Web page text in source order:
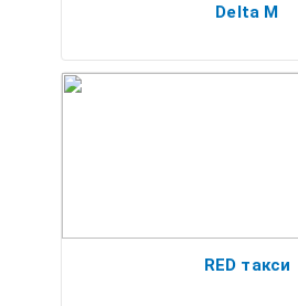
Delta M
RED такси